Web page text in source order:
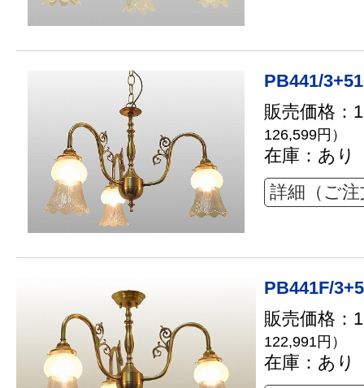
PB441/
販売価格：
126,599円）
在庫：あり
詳細（ご
PB441F/
販売価格：
122,991円）
在庫：あり